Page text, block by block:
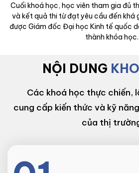
Cuối khoá học, học viên tham gia đủ
và kết quả thi từ đạt yêu cầu đến khá
được Giám đốc Đại học Kinh tế quốc
thành khóa học.
NỘI DUNG
Các khoá học thực chiến,
cung cấp kiến thức và kỹ
của thị